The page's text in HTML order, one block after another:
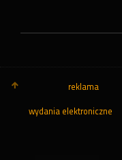
reklama
wydania elektroniczne